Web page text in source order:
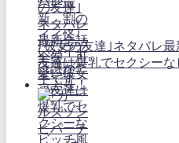
｢彼女の友達｣ネタバレ
友達は爆乳でセクシー
手です